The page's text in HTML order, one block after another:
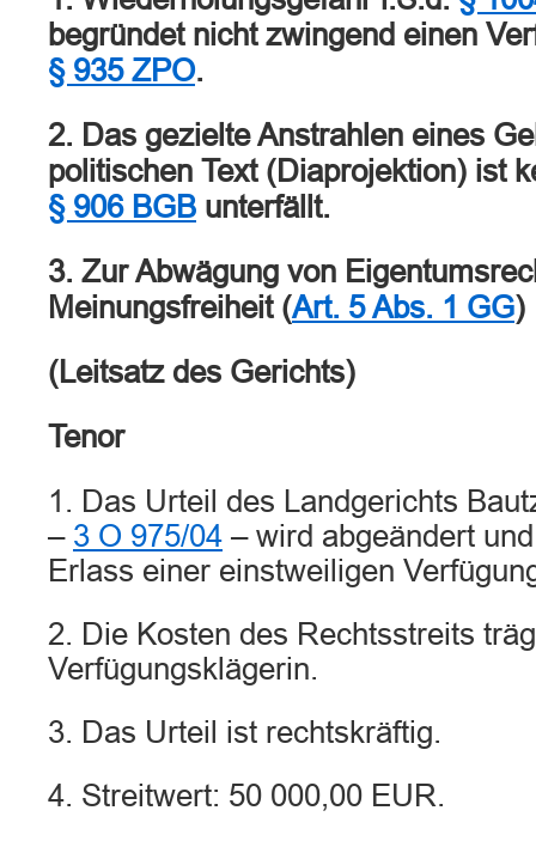
begründet nicht zwingend einen
§ 935 ZPO.
2. Das gezielte Anstrahlen eines
politischen Text (Diaprojektion) ist
§ 906 BGB unterfällt.
3. Zur Abwägung von
Meinungsfreiheit (Art. 5 Abs. 1 GG)
(Leitsatz des Gerichts)
Tenor
1. Das Urteil des Landgerichts
– 3 O 975/04 – wird abgeändert
Erlass einer einstweiligen
2. Die Kosten des Rechtsstreits
Verfügungsklägerin.
3. Das Urteil ist rechtskräftig.
4. Streitwert: 50 000,00 EUR.